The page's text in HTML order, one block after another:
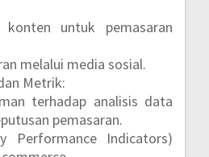
konten untuk pemasaran
melalui media sosial.
Metrik:
terhadap analisis data
pemasaran.
Performance Indicators)